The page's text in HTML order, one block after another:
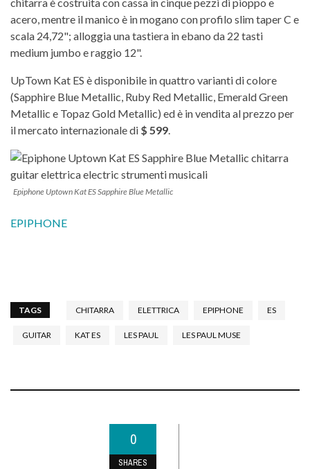
acero, mentre il manico è in mogano con profilo slim taper C e
scala 24,72"; alloggia una tastiera in ebano da 22 tasti
medium jumbo e raggio 12".
UpTown Kat ES è disponibile in quattro varianti di colore
(Sapphire Blue Metallic, Ruby Red Metallic, Emerald Green
Metallic e Topaz Gold Metallic) ed è in vendita al prezzo per
il mercato internazionale di $ 599
Epiphone Uptown Kat ES Sapphire Blue Metallic
EPIPHONE
TAGS CHITARRA ELETTRICA EPIPHONE ES
GUITAR KAT ES LES PAUL LES PAUL MUSE
0
SHARES